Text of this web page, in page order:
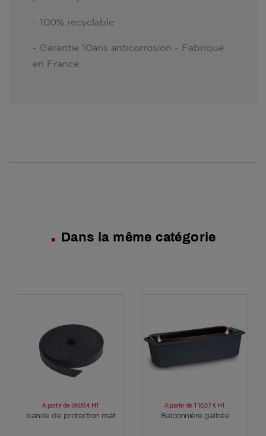
- 100% recyclable
- Garantie 10ans anticorrosion - Fabriqué
en France
Dans la même catégorie
Voir plus
bande de protection mât
A partir de39,00 € HT
Voir plus
Balconnière galbée
A partir de 110,57 € HT